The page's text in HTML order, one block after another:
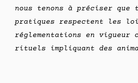
nous tenons à préciser que
pratiques respectent les
réglementations en vigueur
rituels impliquant des